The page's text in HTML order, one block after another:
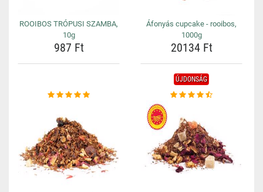
ROOIBOS TRÓPUSI SZAMBA,
10g
987 Ft
Áfonyás cupcake - rooibos,
1000g
20134 Ft
ÚJDONSÁG